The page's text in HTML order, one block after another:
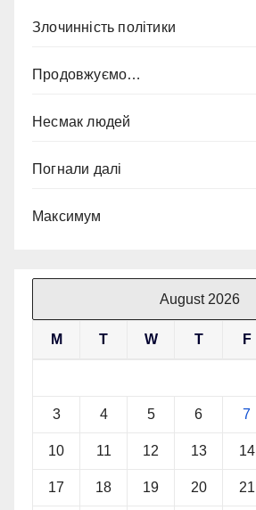
Злочинність політики
Продовжуємо…
Несмак людей
Погнали далі
Максимум
August 2026
M T W T F
3 4 5 6 7
10 11 12 13 14
17 18 19 20 21